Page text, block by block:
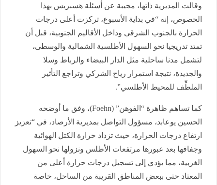
وقالت المديرية ذاتها، مجيبة عن أسئلة هسبريس بهذا
الخصوص، إنه “في بداية الأسبوع، تركزت أعلى درجات
الحرارة بالجنوب الشرقي وداخل الأقاليم الجنوبية، قبل أن
تمتد تدريجيا نحو السهول الأطلسية الشمالية والوسطى،
لتشمل مدنا ساحلية مثل الدار البيضاء والرباط وسلا
والجديدة، نتيجة استمرار رياح الشركي وتراجع التأثير
الملطِّف للمحيط الأطلسي”.
كما تساهم ظاهرة “الفوهن” (Foehn)، وفق ما أوضحه
الحسين يوعابد، مسؤول التواصل بمديرية الأرصاد، في “تعزيز
ارتفاع درجات الحرارة، حيث تزداد حرارة الكتل الهوائية
وجفافها بعد عبورها مرتفعات الأطلس ونزولها نحو السهول
الغربية، مما يؤدي إلى تسجيل درجات حرارة أعلى من
المعتاد حتى ببعض المناطق القريبة من الساحل، خاصة